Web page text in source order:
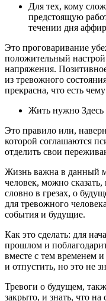
Для тех, кому
предстоящую
течении дня
Это проговаривание
положительный
напряжения.
из тревожного
прекрасна, что есть
Жить нужно Здесь
Это правило или,
которой соглашаются
отделить свои
Жизнь важна в данный
человек, можно
словно в грезах, о
для тревожного
события и будущие.
Как это сделать: для
прошлом и
вместе с тем временем
и отпустить, но это не
Тревоги о будущем,
закрыто, и знать, что